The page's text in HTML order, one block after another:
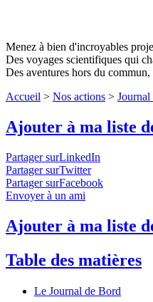
Menez à bien d'incroyables
Des voyages scientifiques qui
Des aventures hors du
Accueil > Nos actions > Journal
Ajouter à ma liste
Partager surLinkedIn
Partager surTwitter
Partager surFacebook
Envoyer à un ami
Ajouter à ma liste
Table des matières
Le Journal de Bord